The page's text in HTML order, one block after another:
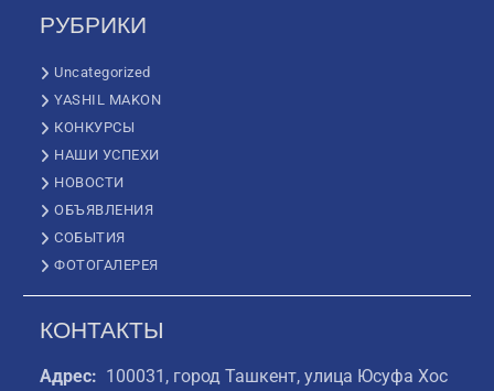
РУБРИКИ
Uncategorized
YASHIL MAKON
КОНКУРСЫ
НАШИ УСПЕХИ
НОВОСТИ
ОБЪЯВЛЕНИЯ
СОБЫТИЯ
ФОТОГАЛЕРЕЯ
КОНТАКТЫ
Адрес: 100031, город Ташкент, улица Юсуфа Хос